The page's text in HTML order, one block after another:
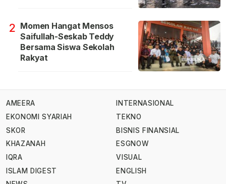
2 Momen Hangat Mensos
Saifullah-Seskab Teddy
Bersama Siswa Sekolah
Rakyat
AMEERA
EKONOMI SYARIAH
SKOR
KHAZANAH
IQRA
ISLAM DIGEST
INTERNASIONAL
TEKNO
BISNIS FINANSIAL
ESGNOW
VISUAL
ENGLISH